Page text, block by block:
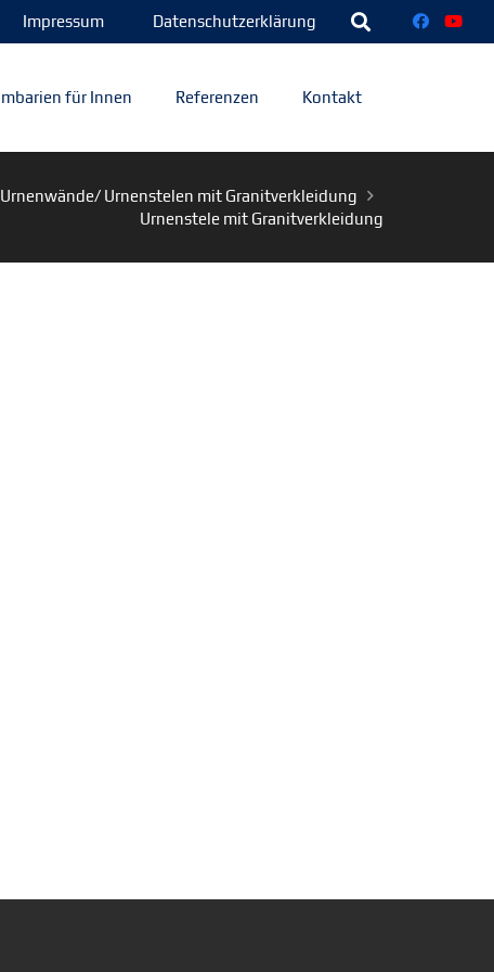
Impressum Datenschutzerklärung
für Innen Referenzen Kontakt
Urnenwände/ Urnenstelen mit Granitverkleidung
Urnenstele mit Granitverkleidung